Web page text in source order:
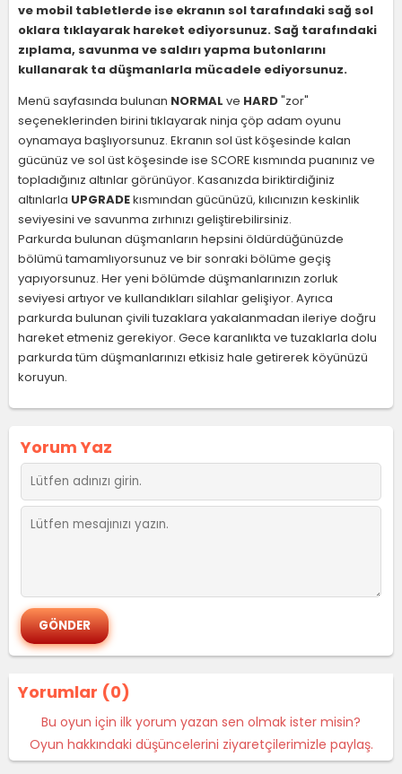
ve mobil tabletlerde ise ekranın sol tarafındaki sağ sol
oklara tıklayarak hareket ediyorsunuz. Sağ tarafındaki
zıplama, savunma ve saldırı yapma butonlarını
kullanarak ta düşmanlarla mücadele ediyorsunuz.
Menü sayfasında bulunan NORMAL ve HARD"zor"
seçeneklerinden birini tıklayarak ninja çöp adam oyunu
oynamaya başlıyorsunuz. Ekranın sol üst köşesinde kalan
gücünüz ve sol üst köşesinde ise SCORE kısmında puanınız ve
topladığınız altınlar görünüyor. Kasanızda biriktirdiğiniz
altınlarla UPGRADEkısmından gücünüzü, kılıcınızın keskinlik
seviyesini ve savunma zırhınızı geliştirebilirsiniz.
Parkurda bulunan düşmanların hepsini öldürdüğünüzde
bölümü tamamlıyorsunuz ve bir sonraki bölüme geçiş
yapıyorsunuz. Her yeni bölümde düşmanlarınızın zorluk
seviyesi artıyor ve kullandıkları silahlar gelişiyor. Ayrıca
parkurda bulunan çivili tuzaklara yakalanmadan ileriye doğru
hareket etmeniz gerekiyor. Gece karanlıkta ve tuzaklarla dolu
parkurda tüm düşmanlarınızı etkisiz hale getirerek köyünüzü
koruyun.
Yorumlar (0)
Bu oyun için ilk yorum yazan sen olmak ister misin?
Oyun hakkındaki düşüncelerini ziyaretçilerimizle paylaş.
Yorum Yaz